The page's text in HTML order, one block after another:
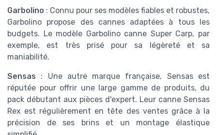
Garbolino : Connu pour ses modèles fiables et robustes,
Garbolino propose des cannes adaptées à tous les
budgets. Le modèle Garbolino canne Super Carp, par
exemple, est très prisé pour sa légèreté et sa
maniabilité.
Sensas : Une autre marque française, Sensas est
réputée pour offrir une large gamme de produits, du
pack débutant aux pièces d'expert. Leur canne Sensas
Rex est régulièrement en tête des ventes grâce à la
précision de ses brins et un montage élastique